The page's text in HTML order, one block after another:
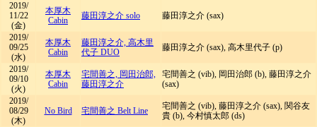
2019/
11/22
(金)
本厚木
Cabin
藤田淳之介 solo 藤田淳之介 (sax)
2019/
09/25
(水)
本厚木
Cabin
藤田淳之介, 高木里
代子 DUO
藤田淳之介 (sax), 高木里代子 (p)
2019/
09/10
(火)
本厚木
Cabin
宅間善之, 岡田治郎,
藤田淳之介
宅間善之 (vib), 岡田治郎 (b), 藤田淳之介
(sax)
2019/
08/29
(木)
No Bird 宅間善之 Belt Line
宅間善之 (vib), 藤田淳之介 (sax), 関谷友
貴 (b), 今村慎太郎 (ds)